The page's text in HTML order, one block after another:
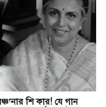
শি কার! যে গান